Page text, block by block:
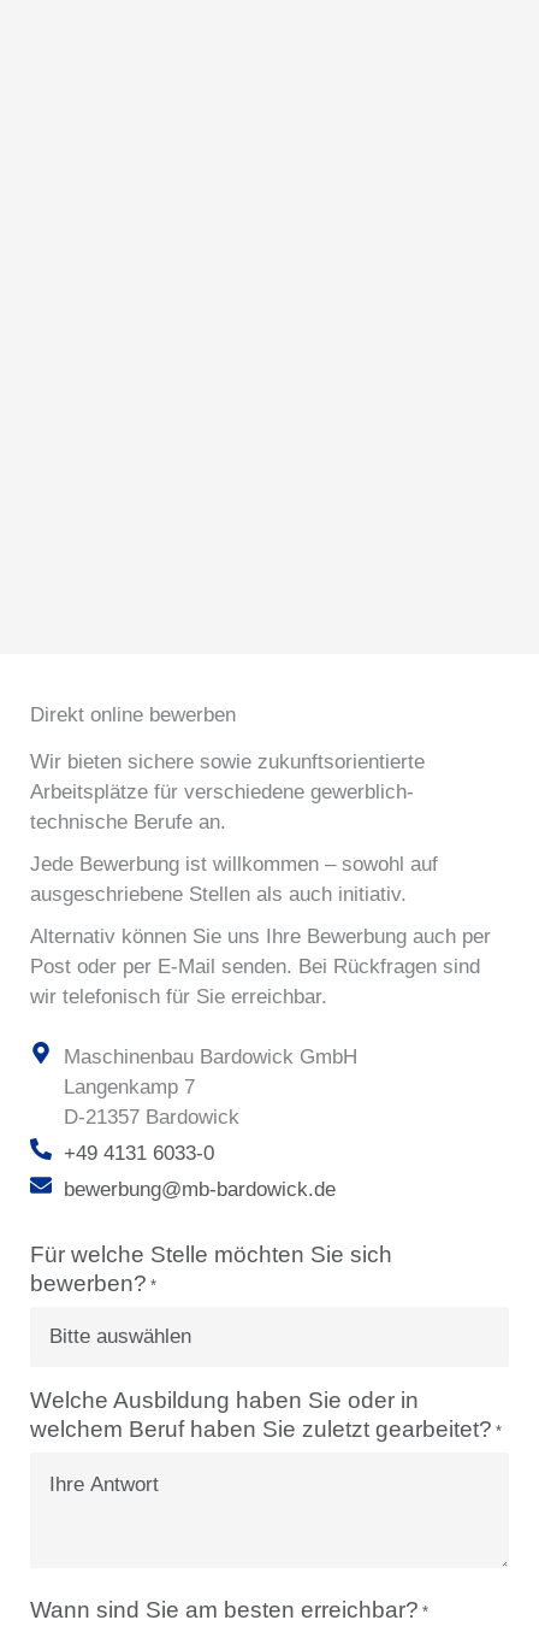
Direkt online bewerben
Wir bieten sichere sowie zukunftsorientierte
Arbeitsplätze für verschiedene gewerblich-
technische Berufe an.
Jede Bewerbung ist willkommen – sowohl auf
ausgeschriebene Stellen als auch initiativ.
Alternativ können Sie uns Ihre Bewerbung auch per
Post oder per E-Mail senden. Bei Rückfragen sind
wir telefonisch für Sie erreichbar.
Maschinenbau Bardowick GmbH
Langenkamp 7
D-21357 Bardowick
+49 4131 6033-0
bewerbung@mb-bardowick.de
Für welche Stelle möchten Sie sich
bewerben? *
Welche Ausbildung haben Sie oder in
welchem Beruf haben Sie zuletzt gearbeitet? *
Wann sind Sie am besten erreichbar? *